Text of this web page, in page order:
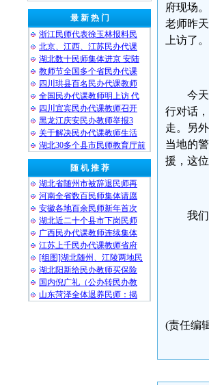
最 新 热 门
浙江民师代表徐玉林报料民
北京、江西、江苏民办代课
湖北数十民师集体进京 安陆
教师节全国多个省民办代课
四川珙县百名民办代课教师
全国民办代课教师明上访 代
四川宜宾民办代课教师召开
黑龙江庆安民办教师举报3
关于解决民办代课教师生活
湖北30多个县市民师教育厅前
随 机 推 荐
湖北省随州市被辞退民师再
河南全省数百民师集体请愿
安徽各地百余民师新年首次
湖北近二十个县市下岗民师
广西民办代课教师连续集体
江苏上千民办代课教师省府
[组图]湖北随州、江陵两地民
湖北阳新给民办教师买保险
国内倪广礼（公办转民办教
山东菏泽全体退养民师：揭
府现场
老师昨
上访了。
今
行对话
走。另
当地的
援，这
我
(责任编